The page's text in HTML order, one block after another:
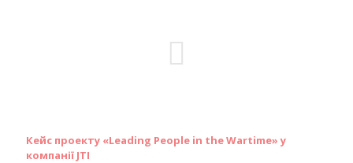
Кейс проекту «Leading People in the Wartime» у
компанії JTI